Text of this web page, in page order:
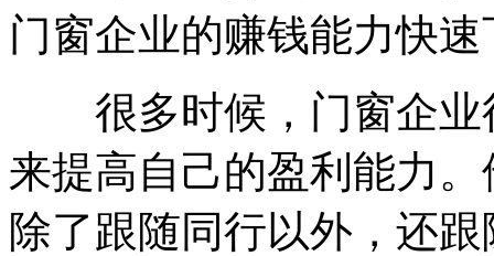
门窗企业的赚钱能力快
很多时候，门窗企业
来提高自己的盈利能力
除了跟随同行以外，还